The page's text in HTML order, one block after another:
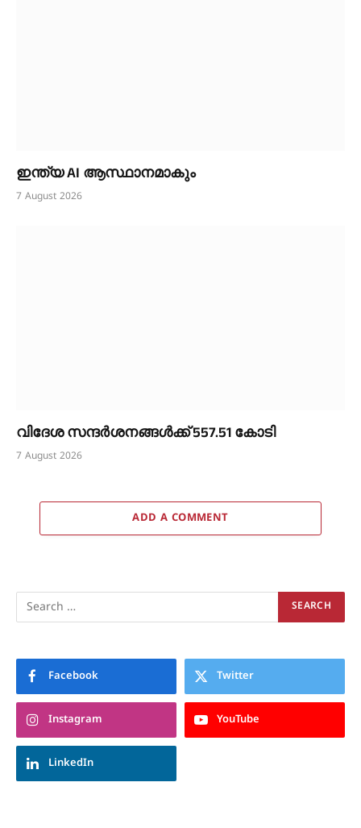
ഇന്ത്യ AI ആസ്ഥാനമാകും
7 August 2026
വിദേശ സന്ദർശനങ്ങൾക്ക് 557.51 കോടി
7 August 2026
ADD A COMMENT
Facebook Twitter
Instagram YouTube
LinkedIn